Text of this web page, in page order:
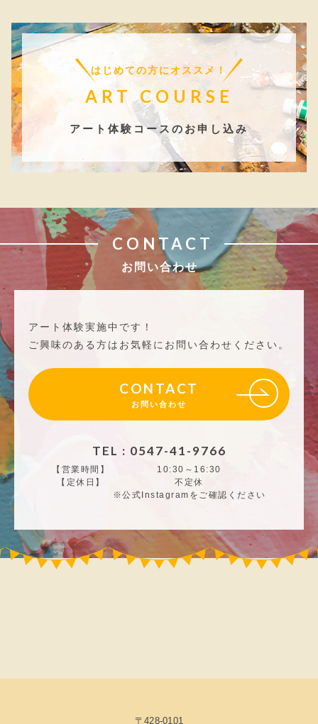
はじめての方にオススメ！
ART COURSE
アート体験コースのお申し込み
CONTACT
お問い合わせ
アート体験実施中です！
ご興味のある方はお気軽にお問い合わせください。
CONTACT
お問い合わせ
TEL : 0547-41-9766
【営業時間】
【定休日】
10:30～16:30
不定休
※公式Instagramをご確認ください
〒428-0101